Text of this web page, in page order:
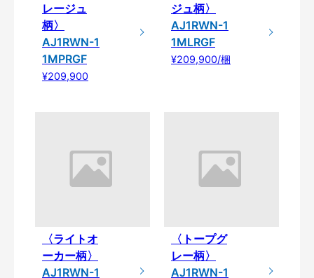
レージュ
柄〉
AJ1RWN-1
1MPRGF
¥209,900
ジュ柄〉
AJ1RWN-1
1MLRGF
¥209,900/梱
〈ライトオ
ーカー柄〉
AJ1RWN-1
〈トープグ
レー柄〉
AJ1RWN-1